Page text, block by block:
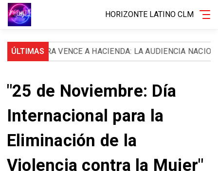
HORIZONTE LATINO CLM
ÚLTIMAS
VENCE A HACIENDA: LA AUDIENCIA NACIONAL LE
"25 de Noviembre: Día
Internacional para la
Eliminación de la
Violencia contra la Mujer"